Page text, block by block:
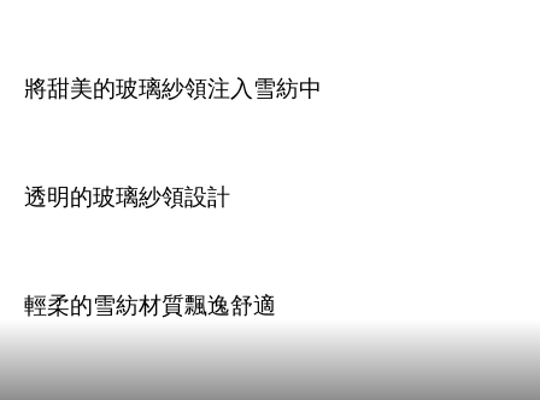
將甜美的玻璃紗領注入雪紡中
透明的玻璃紗領設計
輕柔的雪紡材質飄逸舒適